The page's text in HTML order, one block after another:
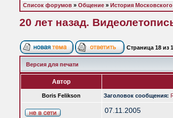
Список форумов » Общение » История
20 лет назад.
Страница 18 из
Версия для печати
Автор
Boris Felikson Заголовок сообщения:
07.11.2005